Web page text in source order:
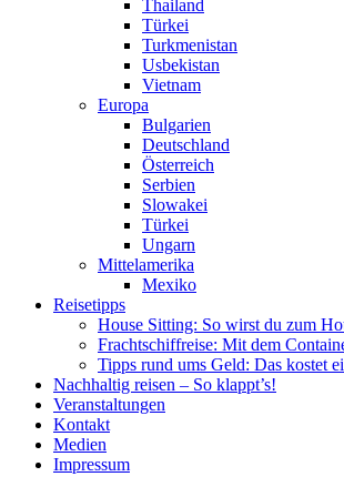
Thailand
Türkei
Turkmenistan
Usbekistan
Vietnam
Europa
Bulgarien
Deutschland
Österreich
Serbien
Slowakei
Türkei
Ungarn
Mittelamerika
Mexiko
Reisetipps
House Sitting: So wirst du zum
Frachtschiffreise: Mit dem
Tipps rund ums Geld: Das kostet
Nachhaltig reisen – So klappt’s!
Veranstaltungen
Kontakt
Medien
Impressum